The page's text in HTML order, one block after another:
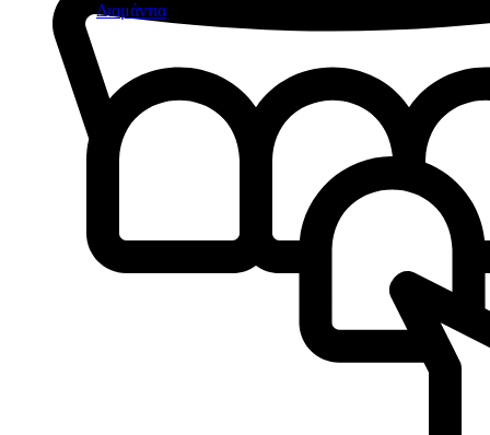
Διαμάντια